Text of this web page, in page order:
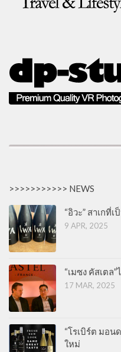
>>>>>>>>>>> NEWS
“อิวะ” สาเกที่
9 APR, 2025
“เมซง คัสเตล
17 MAR, 2025
“โรเบิร์ต มอน
ใหม่